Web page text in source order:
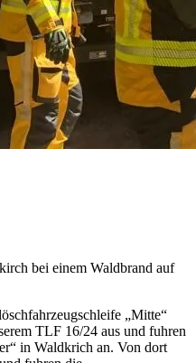
bei einem Waldbrand auf
„Mitte“
TLF 16/24 aus und fuhren
in Waldkrich an. Von dort